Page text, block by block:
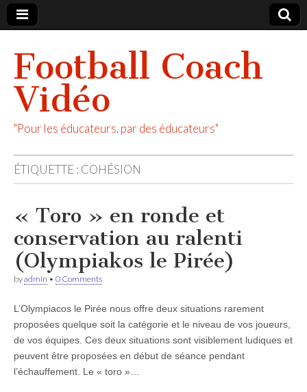
Football Coach
Vidéo
"Pour les éducateurs, par des éducateurs"
ÉTIQUETTE : COHÉSION
« Toro » en ronde et
conservation au ralenti
(Olympiakos le Pirée)
byadmin • 0 Comments
L’Olympiacos le Pirée nous offre deux situations rarement
proposées quelque soit la catégorie et le niveau de vos joueurs,
de vos équipes. Ces deux situations sont visiblement ludiques et
peuvent être proposées en début de séance pendant
l’échauffement. Le « toro »…